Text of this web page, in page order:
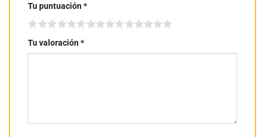
Tu puntuación*
Tu valoración*